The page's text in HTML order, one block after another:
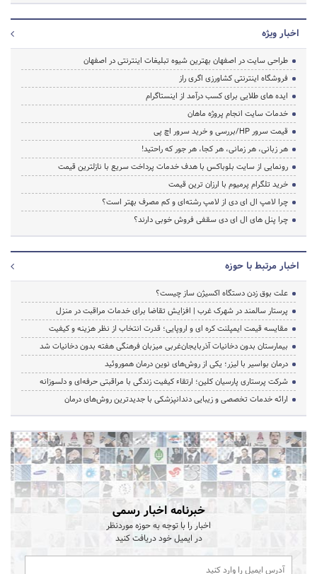
اخبار ویژه
طراحی سایت در اصفهان بهترین شیوه تبلیغات اینترنتی در اصفهان
فروشگاه اینترنتی کشاورزی اگری راز
ایده های طلایی برای کسب درآمد از اینستاگرام
خدمات سایت انجام پروژه ماهان
قیمت سرور HP/بررسی و خرید سرور اچ پی
هر زبانی، هر زمانی، هر کجا، هر جور که راحتید!
رونمایی از سایت بلوباکس با هدف خدمات پرداخت سریع با نازلترین قیمت
خرید تلگرام پرمیوم با ارزان ترین قیمت
چرا لامپ ال ای دی از لامپ رشته‌ای و کم مصرف بهتر است؟
چرا پنل های ال ای دی سقفی فروش خوبی دارند؟
اخبار مرتبط با حوزه
علت بوق زدن دستگاه اکسیژن ساز چیست؟
پرستار سالمند در شهرک غرب | افزایش تقاضا برای خدمات مراقبت در منزل
مقایسه قیمت ایمپلنت کره ای و اروپایی؛ قدرت انتخاب از نظر هزینه و کیفیت
بیمارستان بدون دخانیات آذربایجان‌غربی میزبان فرهنگی هفته بدون دخانیات شد
درمان بواسیر با لیزر؛ یکی از روش‌های نوین درمان هموروئید
شرکت پرستاری پارسیان کلین؛ ارتقاء کیفیت زندگی با مراقبتی حرفه‌ای و دلسوزانه
ارائه خدمات تخصصی و زیبایی دندانپزشکی با جدیدترین روش‌های درمان
خبرنامه اخبار رسمی
اخبار را با توجه به حوزه موردنظر
در ایمیل خود دریافت کنید